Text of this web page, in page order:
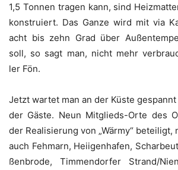
1,5 Ton­nen tra­gen kann, sind
kon­stru­iert. Das Gan­ze wird mit via
acht bis zehn Grad über
soll, so sagt man, nicht mehr
ler Fön.
Jetzt war­tet man an der Küs­te
der Gäs­te. Neun Mit­glieds-Orte des
der Rea­li­sie­rung von „Wär­my“ betei­ligt,
auch Feh­marn, Hei­igen­ha­fen,
ßen­bro­de, Tim­men­dor­fer Strand/